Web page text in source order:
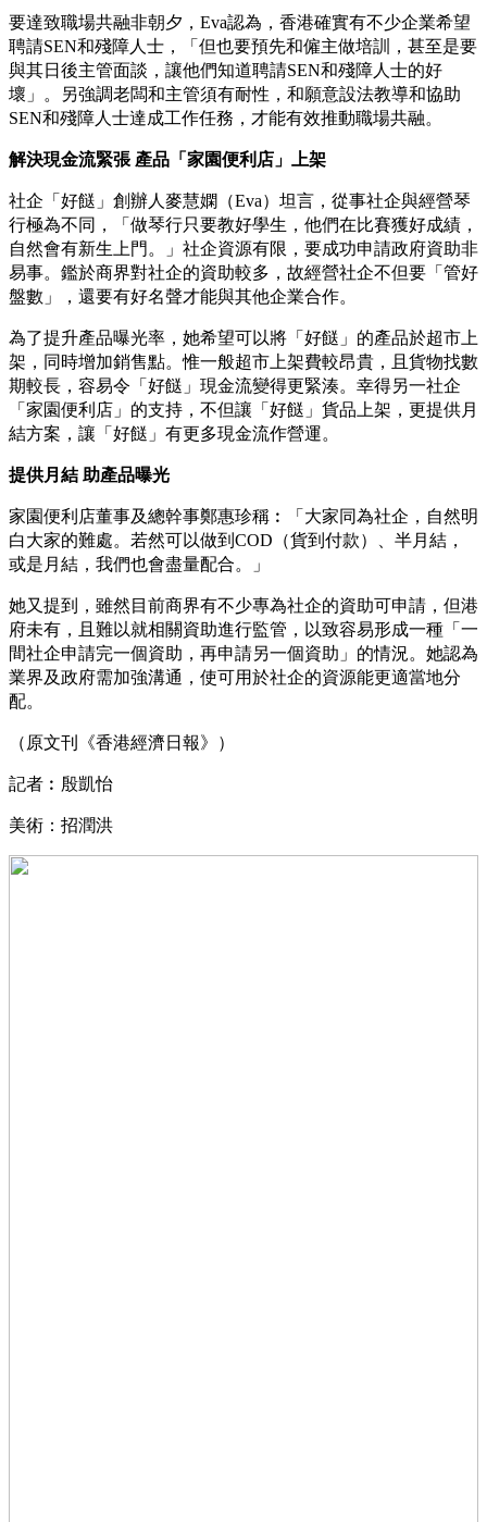
要達致職場共融非朝夕，Eva認為，香港確實有不少企業希望
聘請SEN和殘障人士，「但也要預先和僱主做培訓，甚至是要
與其日後主管面談，讓他們知道聘請SEN和殘障人士的好
壞」。另強調老闆和主管須有耐性，和願意設法教導和協助
SEN和殘障人士達成工作任務，才能有效推動職場共融。
解決現金流緊張 產品「家園便利店」上架
社企「好餸」創辦人麥慧嫻（Eva）坦言，從事社企與經營琴
行極為不同，「做琴行只要教好學生，他們在比賽獲好成績，
自然會有新生上門。」社企資源有限，要成功申請政府資助非
易事。鑑於商界對社企的資助較多，故經營社企不但要「管好
盤數」，還要有好名聲才能與其他企業合作。
為了提升產品曝光率，她希望可以將「好餸」的產品於超市上
架，同時增加銷售點。惟一般超市上架費較昂貴，且貨物找數
期較長，容易令「好餸」現金流變得更緊湊。幸得另一社企
「家園便利店」的支持，不但讓「好餸」貨品上架，更提供月
結方案，讓「好餸」有更多現金流作營運。
提供月結 助產品曝光
家園便利店董事及總幹事鄭惠珍稱︰「大家同為社企，自然明
白大家的難處。若然可以做到COD（貨到付款）、半月結，
或是月結，我們也會盡量配合。」
她又提到，雖然目前商界有不少專為社企的資助可申請，但港
府未有，且難以就相關資助進行監管，以致容易形成一種「一
間社企申請完一個資助，再申請另一個資助」的情況。她認為
業界及政府需加強溝通，使可用於社企的資源能更適當地分
配。
（原文刊《香港經濟日報》）
記者︰殷凱怡
美術：招潤洪